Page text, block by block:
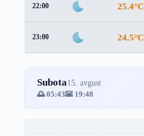
22:00 25.4°C
23:00 24.5°C
Subota15. avgust
🌅 05:43🌇 19:48